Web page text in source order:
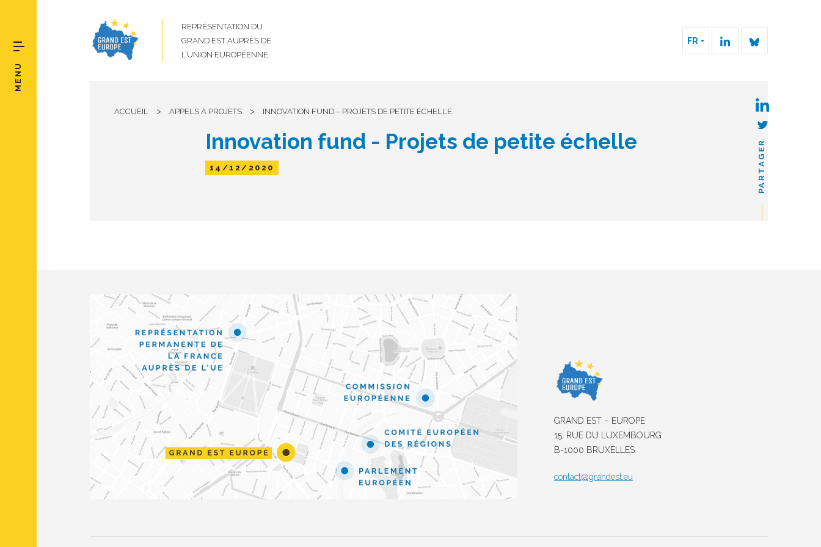
REPRÉSENTATION DU
GRAND EST AUPRÈS DE
L’UNION EUROPÉENNE
FR
MENU
ACCUEIL > APPELS À PROJETS > INNOVATION FUND – PROJETS DE PETITE ÉCHELLE
Innovation fund - Projets de petite échelle
14/12/2020 PARTAGER
GRAND EST – EUROPE
15, RUE DU LUXEMBOURG
B-1000 BRUXELLES
contact@grandest.eu